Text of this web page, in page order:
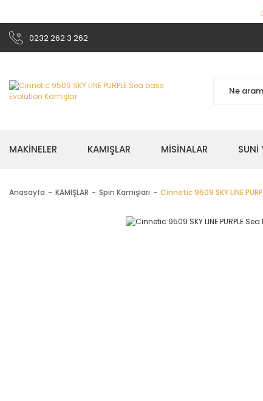
0232 262 3 262
MAKİNELER KAMIŞLAR MİSİNALAR SUNİ
Anasayfa KAMIŞLAR Spin Kamışları Cinnetic 9509 SKY LINE